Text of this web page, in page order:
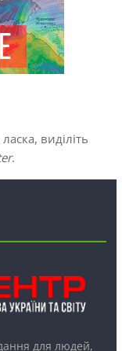
виділіть
.
для людей,